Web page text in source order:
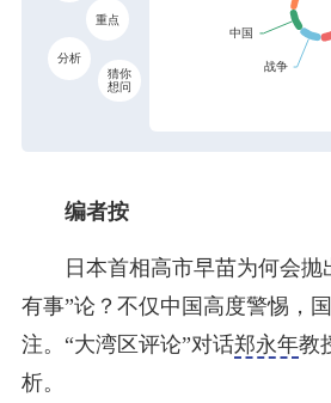
重点
分析
猜你
想问
编者按
日本首相高市早苗为何会抛
有事”论？不仅中国高度警惕，
注。“大湾区评论”对话郑永年教
析。